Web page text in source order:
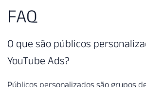
FAQ
O que são públicos
YouTube Ads?
Públicos personalizados são grupos